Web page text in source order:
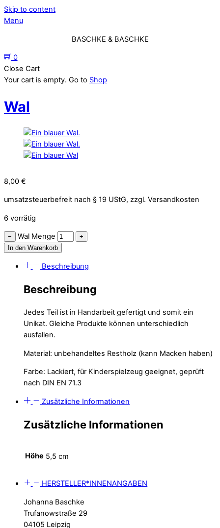
Skip to content
Menu
BASCHKE & BASCHKE
0
Close Cart
Your cart is empty. Go to Shop
Wal
8,00 €
umsatzsteuerbefreit nach § 19 UStG, zzgl. Versandkosten
6 vorrätig
− Wal Menge
+
In den Warenkorb
Beschreibung
Beschreibung
Jedes Teil ist in Handarbeit gefertigt und somit ein
Unikat. Gleiche Produkte können unterschiedlich
ausfallen.
Material: unbehandeltes Restholz (kann Macken haben)
Farbe: Lackiert, für Kinderspielzeug geeignet, geprüft
nach DIN EN 71.3
Zusätzliche Informationen
Zusätzliche Informationen
Höhe 5,5 cm
HERSTELLER*INNENANGABEN
Johanna Baschke
Trufanowstraße 29
04105 Leipzig